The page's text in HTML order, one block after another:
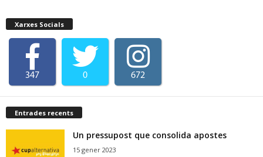
Xarxes Socials
347 0 672
Entrades recents
Un pressupost que consolida apostes
15 gener 2023